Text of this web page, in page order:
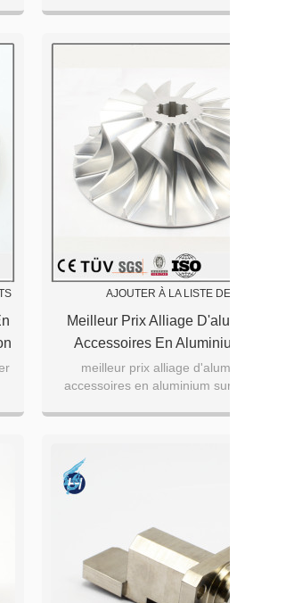
AJOUTER À LA LISTE DE SOUHAITS
Meilleur Prix Alliage D'aluminium
Accessoires En Aluminium Sur
Mesure Usinage Cnc Pièces En
Aluminium
meilleur prix alliage d'aluminium
accessoires en aluminium sur mesure